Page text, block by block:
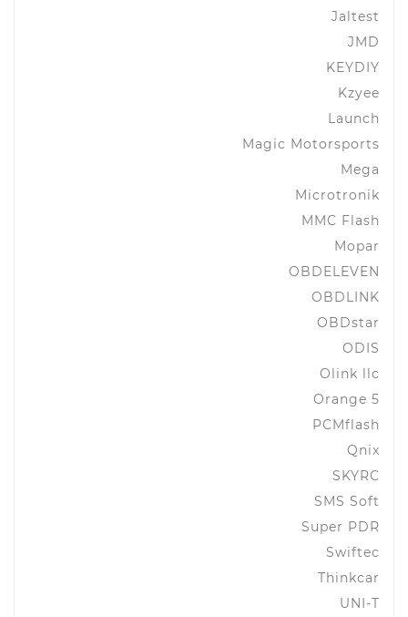
Jaltest
JMD
KEYDIY
Kzyee
Launch
Magic Motorsports
Mega
Microtronik
MMC Flash
Mopar
OBDELEVEN
OBDLINK
OBDstar
ODIS
Olink llc
Orange 5
PCMflash
Qnix
SKYRC
SMS Soft
Super PDR
Swiftec
Thinkcar
UNI-T